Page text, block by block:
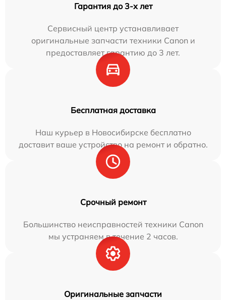
Гарантия до 3-х лет
Сервисный центр устанавливает
оригинальные запчасти техники Canon и
предоставляет гарантию до 3 лет.
Бесплатная доставка
Наш курьер в Новосибирске бесплатно
доставит ваше устройство на ремонт и обратно.
Срочный ремонт
Большинство неисправностей техники Canon
мы устраняем в течение 2 часов.
Оригинальные запчасти